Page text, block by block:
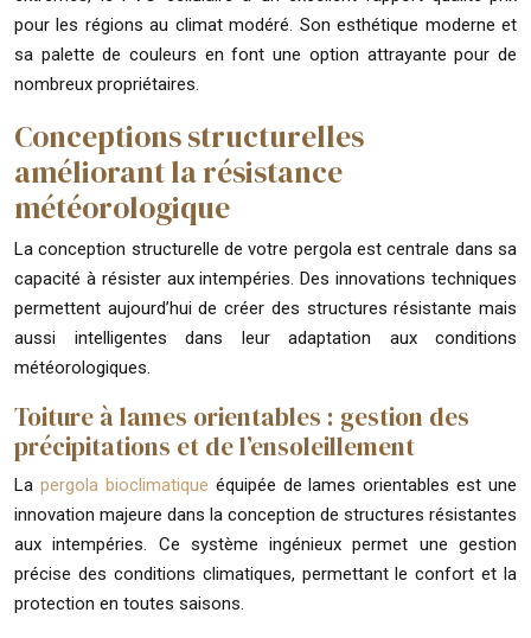
pour les régions au climat modéré. Son esthétique moderne et
sa palette de couleurs en font une option attrayante pour de
nombreux propriétaires.
Conceptions structurelles
améliorant la résistance
météorologique
La conception structurelle de votre pergola est centrale dans sa
capacité à résister aux intempéries. Des innovations techniques
permettent aujourd’hui de créer des structures résistante mais
aussi intelligentes dans leur adaptation aux conditions
météorologiques.
Toiture à lames orientables : gestion des
précipitations et de l’ensoleillement
La pergola bioclimatique équipée de lames orientables est une
innovation majeure dans la conception de structures résistantes
aux intempéries. Ce système ingénieux permet une gestion
précise des conditions climatiques, permettant le confort et la
protection en toutes saisons.